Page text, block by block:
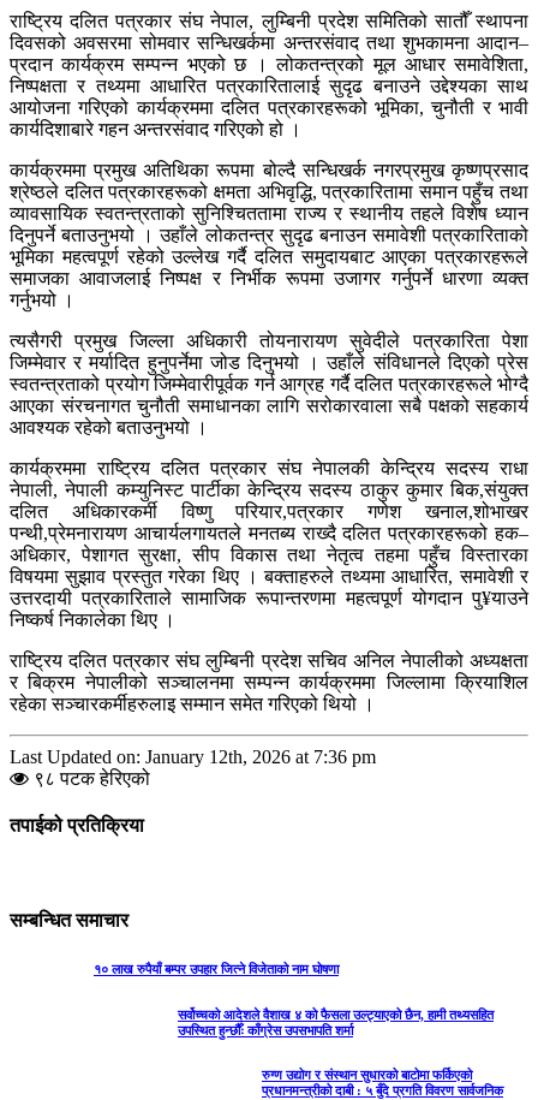
राष्ट्रिय दलित पत्रकार संघ नेपाल, लुम्बिनी प्रदेश समितिको सातौँ स्थापना
दिवसको अवसरमा सोमवार सन्धिखर्कमा अन्तरसंवाद तथा शुभकामना आदान–
प्रदान कार्यक्रम सम्पन्न भएको छ । लोकतन्त्रको मूल आधार समावेशिता,
निष्पक्षता र तथ्यमा आधारित पत्रकारितालाई सुदृढ बनाउने उद्देश्यका साथ
आयोजना गरिएको कार्यक्रममा दलित पत्रकारहरूको भूमिका, चुनौती र भावी
कार्यदिशाबारे गहन अन्तरसंवाद गरिएको हो ।
कार्यक्रममा प्रमुख अतिथिका रूपमा बोल्दै सन्धिखर्क नगरप्रमुख कृष्णप्रसाद
श्रेष्ठले दलित पत्रकारहरूको क्षमता अभिवृद्धि, पत्रकारितामा समान पहुँच तथा
व्यावसायिक स्वतन्त्रताको सुनिश्चिततामा राज्य र स्थानीय तहले विशेष ध्यान
दिनुपर्ने बताउनुभयो । उहाँले लोकतन्त्र सुदृढ बनाउन समावेशी पत्रकारिताको
भूमिका महत्वपूर्ण रहेको उल्लेख गर्दै दलित समुदायबाट आएका पत्रकारहरूले
समाजका आवाजलाई निष्पक्ष र निर्भीक रूपमा उजागर गर्नुपर्ने धारणा व्यक्त
गर्नुभयो ।
त्यसैगरी प्रमुख जिल्ला अधिकारी तोयनारायण सुवेदीले पत्रकारिता पेशा
जिम्मेवार र मर्यादित हुनुपर्नेमा जोड दिनुभयो । उहाँले संविधानले दिएको प्रेस
स्वतन्त्रताको प्रयोग जिम्मेवारीपूर्वक गर्न आग्रह गर्दै दलित पत्रकारहरूले भोग्दै
आएका संरचनागत चुनौती समाधानका लागि सरोकारवाला सबै पक्षको सहकार्य
आवश्यक रहेको बताउनुभयो ।
कार्यक्रममा राष्ट्रिय दलित पत्रकार संघ नेपालकी केन्द्रिय सदस्य राधा
नेपाली, नेपाली कम्युनिस्ट पार्टीका केन्द्रिय सदस्य ठाकुर कुमार बिक,संयुक्त
दलित अधिकारकर्मी विष्णु परियार,पत्रकार गणेश खनाल,शोभाखर
पन्थी,प्रेमनारायण आचार्यलगायतले मनतब्य राख्दै दलित पत्रकारहरूको हक–
अधिकार, पेशागत सुरक्षा, सीप विकास तथा नेतृत्व तहमा पहुँच विस्तारका
विषयमा सुझाव प्रस्तुत गरेका थिए । बक्ताहरुले तथ्यमा आधारित, समावेशी र
उत्तरदायी पत्रकारिताले सामाजिक रूपान्तरणमा महत्वपूर्ण योगदान पु¥याउने
निष्कर्ष निकालेका थिए ।
राष्ट्रिय दलित पत्रकार संघ लुम्बिनी प्रदेश सचिव अनिल नेपालीको अध्यक्षता
र बिक्रम नेपालीको सञ्चालनमा सम्पन्न कार्यक्रममा जिल्लामा क्रियाशिल
रहेका सञ्चारकर्मीहरुलाइ सम्मान समेत गरिएको थियो ।
Last Updated on: January 12th, 2026 at 7:36 pm
९८ पटक हेरिएको
तपाईको प्रतिक्रिया
सम्बन्धित समाचार
१० लाख रुपैयाँ बम्पर उपहार जित्ने विजेताको नाम घोषणा
सर्वोच्चको आदेशले वैशाख ४ को फैसला उल्ट्याएको छैन, हामी तथ्यसहित
उपस्थित हुन्छौँः काँग्रेस उपसभापति शर्मा
रुग्ण उद्योग र संस्थान सुधारको बाटोमा फर्किएको
प्रधानमन्त्रीको दाबी : ५ बुँदे प्रगति विवरण सार्वजनिक